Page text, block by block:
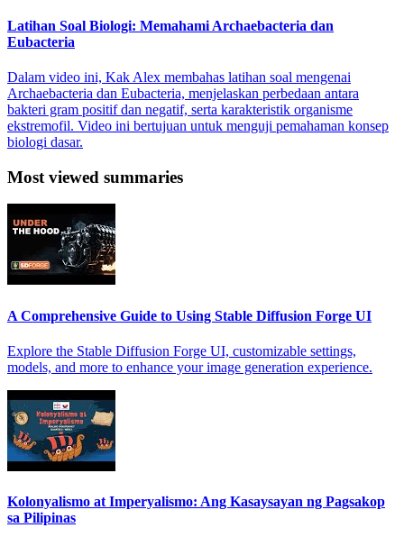
Latihan Soal Biologi: Memahami Archaebacteria dan
Eubacteria
Dalam video ini, Kak Alex membahas latihan soal mengenai
Archaebacteria dan Eubacteria, menjelaskan perbedaan antara
bakteri gram positif dan negatif, serta karakteristik organisme
ekstremofil. Video ini bertujuan untuk menguji pemahaman konsep
biologi dasar.
Most viewed summaries
A Comprehensive Guide to Using Stable Diffusion Forge UI
Explore the Stable Diffusion Forge UI, customizable settings,
models, and more to enhance your image generation experience.
Kolonyalismo at Imperyalismo: Ang Kasaysayan ng Pagsakop
sa Pilipinas